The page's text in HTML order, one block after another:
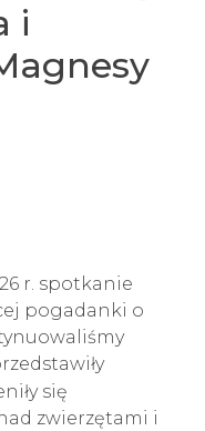
i
r. spotkanie
pogadanki o
się
zwierzętami i